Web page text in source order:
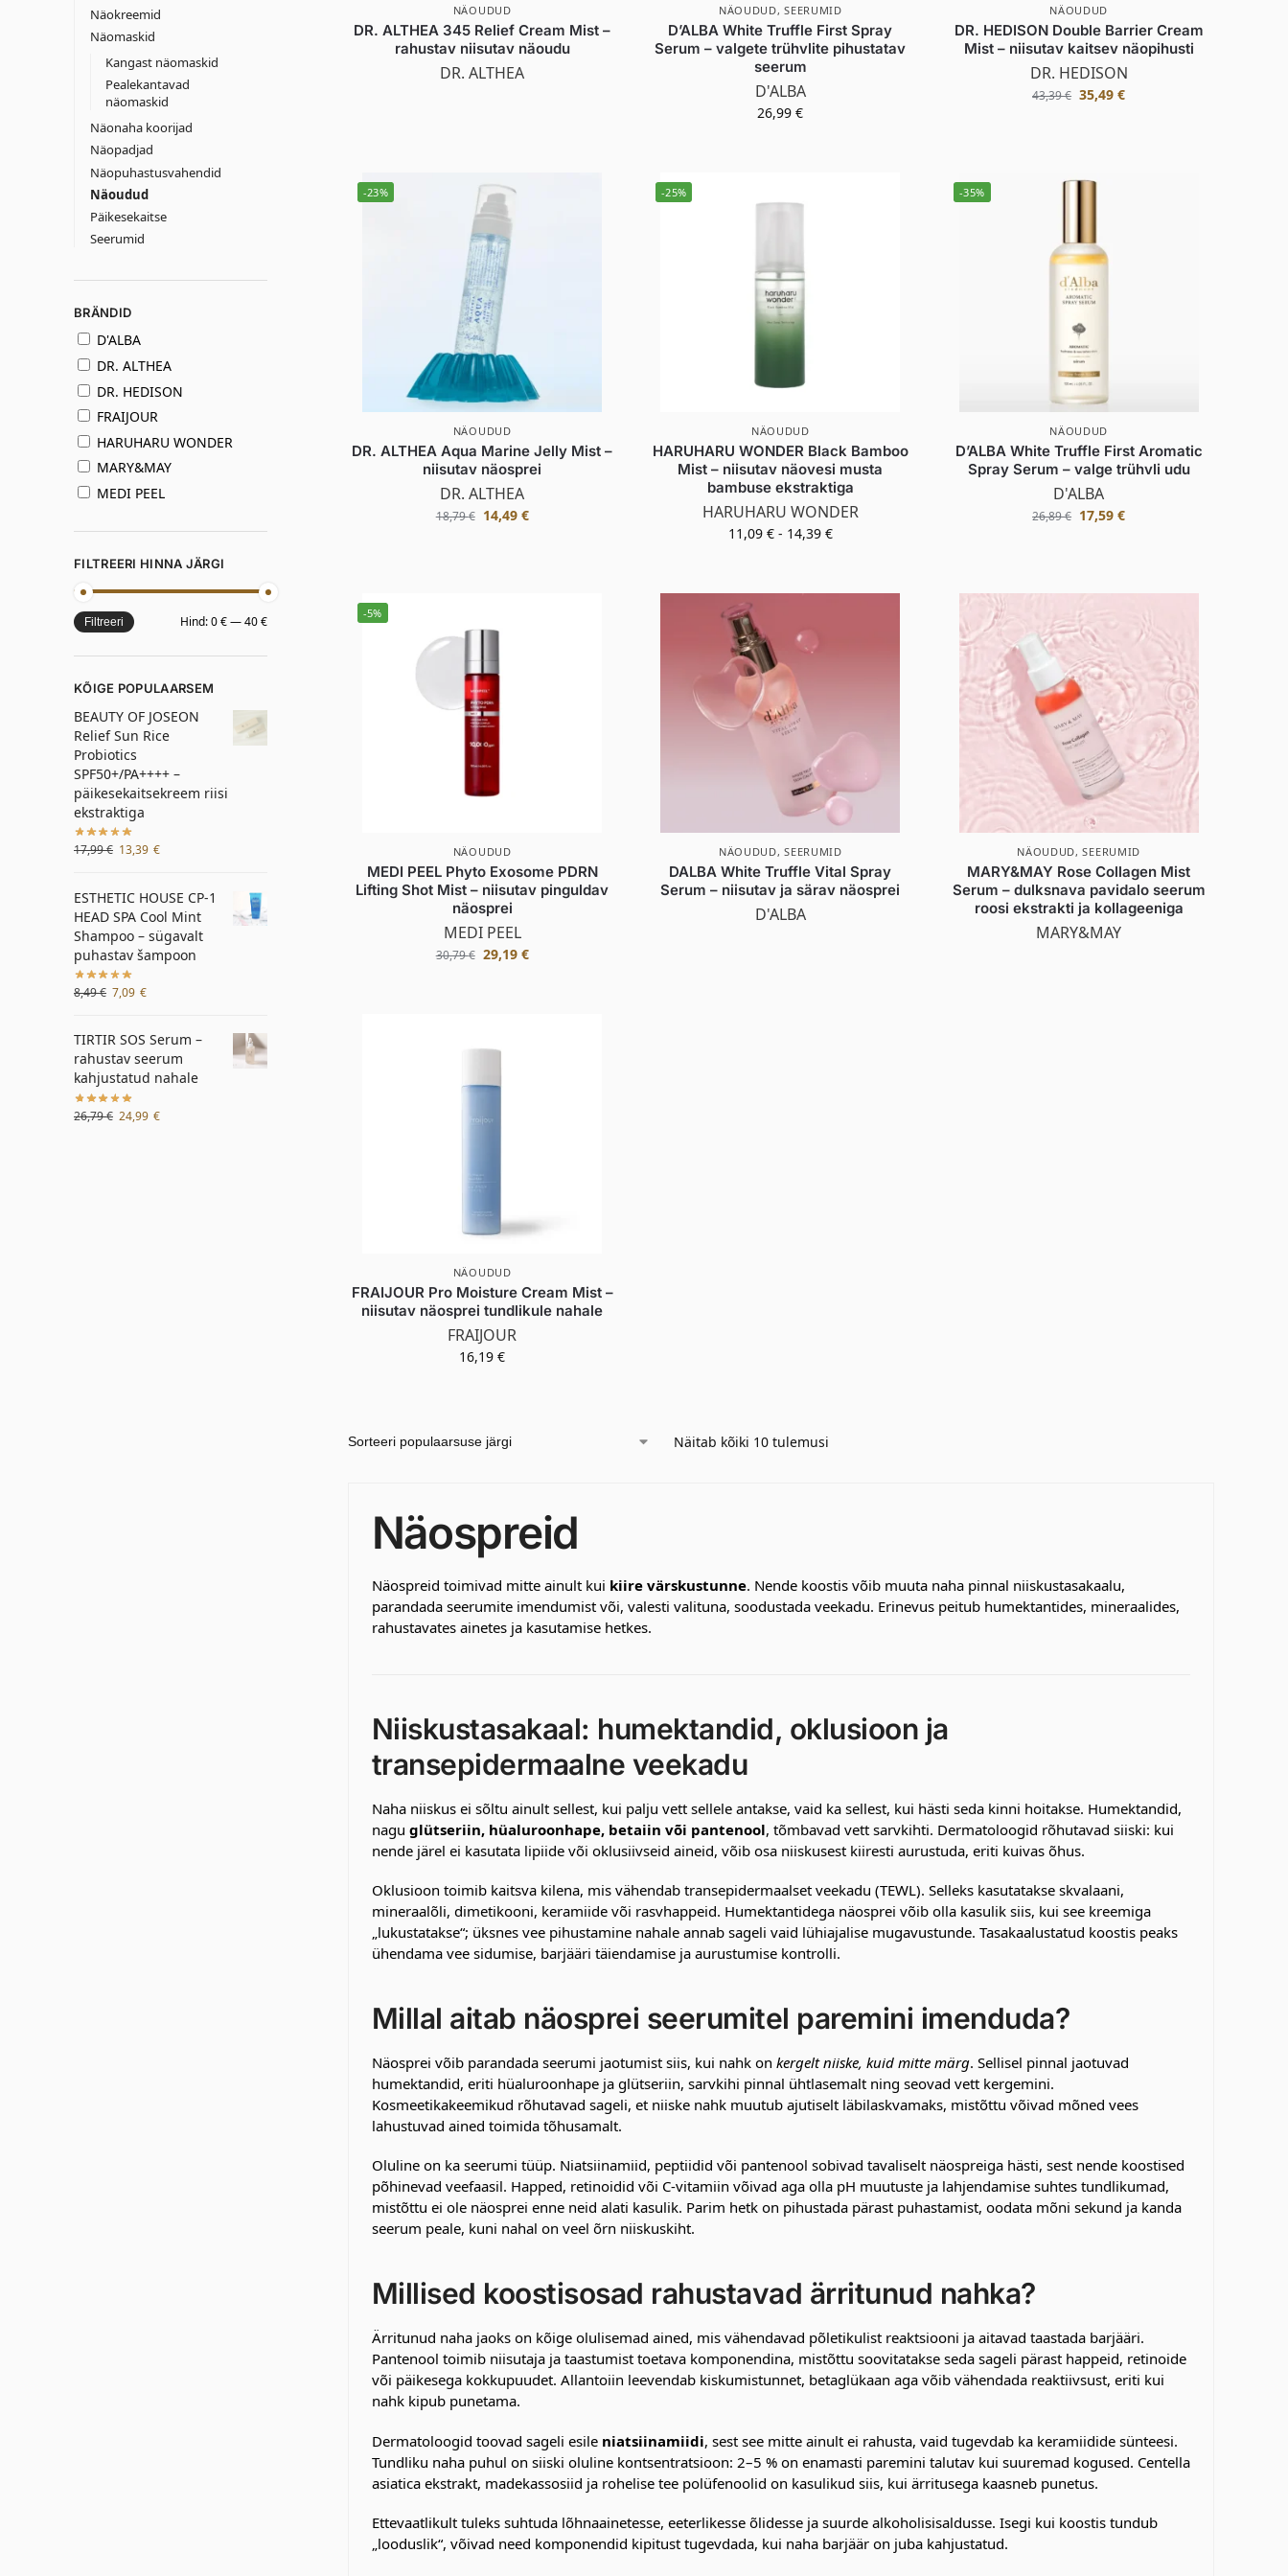
NÄOUDUD
DR. ALTHEA 345 Relief Cream Mist –
rahustav niisutav näoudu
DR. ALTHEA
NÄOUDUD,SEERUMID
D’ALBA White Truffle First Spray
Serum – valgete trühvlite pihustatav
seerum
D'ALBA
26,99€
NÄOUDUD
DR. HEDISON Double Barrier Cream
Mist – niisutav kaitsev näopihusti
DR. HEDISON
43,39€ 35,49€
-23%
NÄOUDUD
DR. ALTHEA Aqua Marine Jelly Mist –
niisutav näosprei
DR. ALTHEA
18,79€ 14,49 €
-25%
NÄOUDUD
HARUHARU WONDER Black Bamboo
Mist – niisutav näovesi musta
bambuse ekstraktiga
HARUHARU WONDER
11,09 € - 14,39 €
-35%
NÄOUDUD
D’ALBA White Truffle First Aromatic
Spray Serum – valge trühvli udu
D'ALBA
26,89€ 17,59€
-5%
NÄOUDUD
MEDI PEEL Phyto Exosome PDRN
Lifting Shot Mist – niisutav pinguldav
näosprei
MEDI PEEL
30,79€ 29,19 €
NÄOUDUD,SEERUMID
DALBA White Truffle Vital Spray
Serum – niisutav ja särav näosprei
D'ALBA
NÄOUDUD,SEERUMID
MARY&MAY Rose Collagen Mist
Serum – dulksnava pavidalo seerum
roosi ekstrakti ja kollageeniga
MARY&MAY
NÄOUDUD
FRAIJOUR Pro Moisture Cream Mist –
niisutav näosprei tundlikule nahale
FRAIJOUR
16,19€
Näitab kõiki 10 tulemusi
Näospreid
Näospreid toimivad mitte ainult kui kiire värskustunne. Nende koostis võib muuta naha pinnal niiskustasakaalu,
parandada seerumite imendumist või, valesti valituna, soodustada veekadu. Erinevus peitub humektantides, mineraalides,
rahustavates ainetes ja kasutamise hetkes.
Niiskustasakaal: humektandid, oklusioon ja
transepidermaalne veekadu
Naha niiskus ei sõltu ainult sellest, kui palju vett sellele antakse, vaid ka sellest, kui hästi seda kinni hoitakse. Humektandid,
nagu glütseriin, hüaluroonhape, betaiin või pantenool, tõmbavad vett sarvkihti. Dermatoloogid rõhutavad siiski: kui
nende järel ei kasutata lipiide või oklusiivseid aineid, võib osa niiskusest kiiresti aurustuda, eriti kuivas õhus.
Oklusioon toimib kaitsva kilena, mis vähendab transepidermaalset veekadu (TEWL). Selleks kasutatakse skvalaani,
mineraalõli, dimetikooni, keramiide või rasvhappeid. Humektantidega näosprei võib olla kasulik siis, kui see kreemiga
„lukustatakse“; üksnes vee pihustamine nahale annab sageli vaid lühiajalise mugavustunde. Tasakaalustatud koostis peaks
ühendama vee sidumise, barjääri täiendamise ja aurustumise kontrolli.
Millal aitab näosprei seerumitel paremini imenduda?
Näosprei võib parandada seerumi jaotumist siis, kui nahk on kergelt niiske, kuid mitte märg. Sellisel pinnal jaotuvad
humektandid, eriti hüaluroonhape ja glütseriin, sarvkihi pinnal ühtlasemalt ning seovad vett kergemini.
Kosmeetikakeemikud rõhutavad sageli, et niiske nahk muutub ajutiselt läbilaskvamaks, mistõttu võivad mõned vees
lahustuvad ained toimida tõhusamalt.
Oluline on ka seerumi tüüp. Niatsiinamiid, peptiidid või pantenool sobivad tavaliselt näospreiga hästi, sest nende koostised
põhinevad veefaasil. Happed, retinoidid või C-vitamiin võivad aga olla pH muutuste ja lahjendamise suhtes tundlikumad,
mistõttu ei ole näosprei enne neid alati kasulik. Parim hetk on pihustada pärast puhastamist, oodata mõni sekund ja kanda
seerum peale, kuni nahal on veel õrn niiskuskiht.
Millised koostisosad rahustavad ärritunud nahka?
Ärritunud naha jaoks on kõige olulisemad ained, mis vähendavad põletikulist reaktsiooni ja aitavad taastada barjääri.
Pantenool toimib niisutaja ja taastumist toetava komponendina, mistõttu soovitatakse seda sageli pärast happeid, retinoide
või päikesega kokkupuudet. Allantoiin leevendab kiskumistunnet, betaglükaan aga võib vähendada reaktiivsust, eriti kui
nahk kipub punetama.
Dermatoloogid toovad sageli esile niatsiinamiidi, sest see mitte ainult ei rahusta, vaid tugevdab ka keramiidide sünteesi.
Tundliku naha puhul on siiski oluline kontsentratsioon: 2–5 % on enamasti paremini talutav kui suuremad kogused. Centella
asiatica ekstrakt, madekassosiid ja rohelise tee polüfenoolid on kasulikud siis, kui ärritusega kaasneb punetus.
Ettevaatlikult tuleks suhtuda lõhnaainetesse, eeterlikesse õlidesse ja suurde alkoholisisaldusse. Isegi kui koostis tundub
„looduslik“, võivad need komponendid kipitust tugevdada, kui naha barjäär on juba kahjustatud.
Näokreemid
Näomaskid
Kangast näomaskid
Pealekantavad
näomaskid
Näonaha koorijad
Näopadjad
Näopuhastusvahendid
Näoudud
Päikesekaitse
Seerumid
BRÄNDID
D'ALBA
DR. ALTHEA
DR. HEDISON
FRAIJOUR
HARUHARU WONDER
MARY&MAY
MEDI PEEL
FILTREERI HINNA JÄRGI
Filtreeri Hind:0 €—40 €
KÕIGE POPULAARSEM
BEAUTY OF JOSEON
Relief Sun Rice
Probiotics
SPF50+/PA++++ –
päikesekaitsekreem riisi
ekstraktiga
17,99€ 13,39 €
ESTHETIC HOUSE CP-1
HEAD SPA Cool Mint
Shampoo – sügavalt
puhastav šampoon
8,49€ 7,09 €
TIRTIR SOS Serum –
rahustav seerum
kahjustatud nahale
26,79€ 24,99 €